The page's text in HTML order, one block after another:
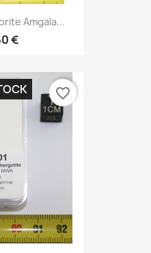
Amgala...
€
favorite_border